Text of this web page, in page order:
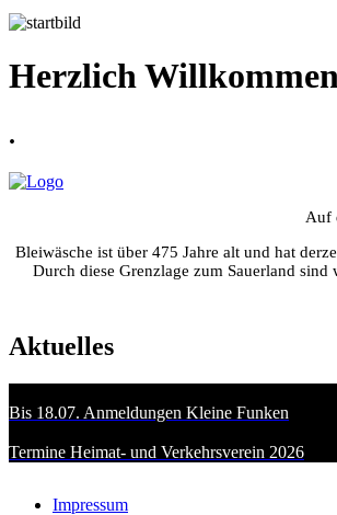
Herzlich Willkommen
.
Auf
Bleiwäsche ist über 475 Jahre alt und hat
Durch diese Grenzlage zum Sauerland
Aktuelles
Bis 18.07. Anmeldungen Kleine Funken
Termine Heimat- und Verkehrsverein 2026
Impressum